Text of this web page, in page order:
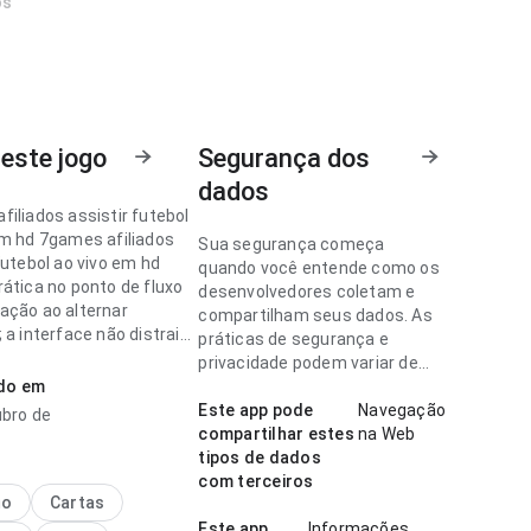
jogo
assistir futebol
hd 7games afiliados
ao vivo em hd
no ponto de fluxo
ao alternar
a interface não distrai
confiança ao usuário.
assistir futebol
lenta; o conteúdo é
A experiência
em
de
Cartas
Segurança dos
dados
Sua segurança começa
quando você entende como os
desenvolvedores coletam e
compartilham seus dados. As
práticas de segurança e
privacidade podem variar de
idade.
Este app pode
compartilhar estes
tipos de dados
com terceiros
Navegação
na Web